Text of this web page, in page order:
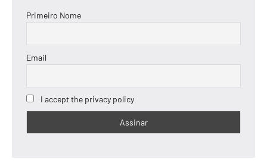
Primeiro Nome
Email
I accept the privacy policy